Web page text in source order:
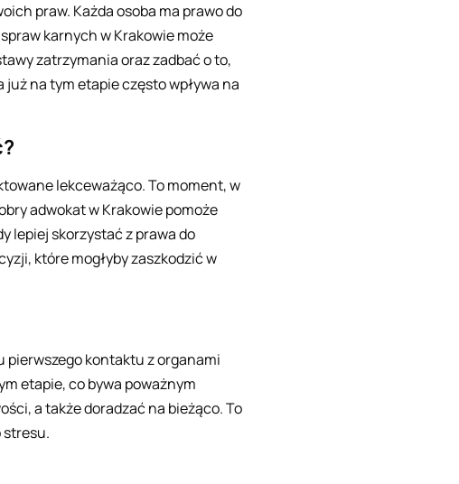
praw. Każda osoba ma prawo do
karnych w Krakowie może
zatrzymania oraz zadbać o to,
na tym etapie często wpływa na
lekceważąco. To moment, w
adwokat w Krakowie pomoże
lepiej skorzystać z prawa do
które mogłyby zaszkodzić w
pierwszego kontaktu z organami
etapie, co bywa poważnym
a także doradzać na bieżąco. To
stresu.